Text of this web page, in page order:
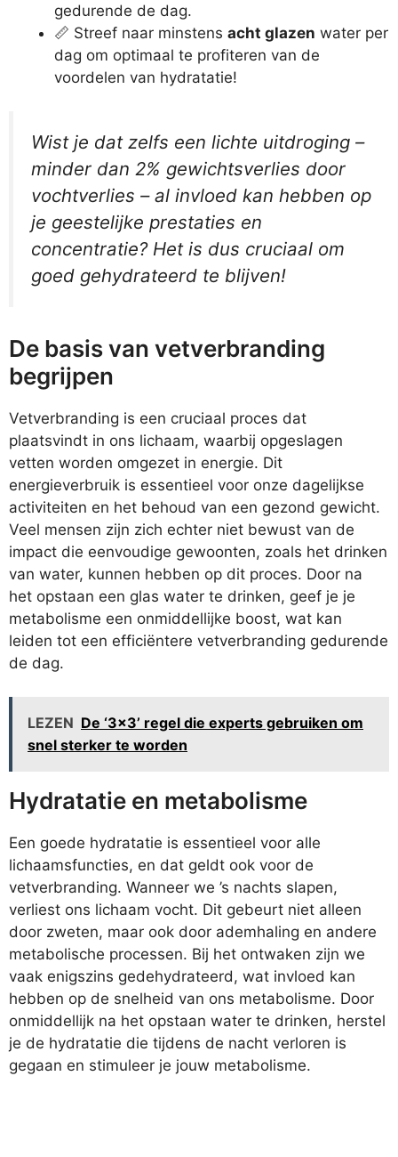
gedurende de dag.
📏 Streef naar minstens acht glazen water per
dag om optimaal te profiteren van de
voordelen van hydratatie!
Wist je dat zelfs een lichte uitdroging –
minder dan 2% gewichtsverlies door
vochtverlies – al invloed kan hebben op
je geestelijke prestaties en
concentratie? Het is dus cruciaal om
goed gehydrateerd te blijven!
De basis van vetverbranding
begrijpen
Vetverbranding is een cruciaal proces dat
plaatsvindt in ons lichaam, waarbij opgeslagen
vetten worden omgezet in energie. Dit
energieverbruik is essentieel voor onze dagelijkse
activiteiten en het behoud van een gezond gewicht.
Veel mensen zijn zich echter niet bewust van de
impact die eenvoudige gewoonten, zoals het drinken
van water, kunnen hebben op dit proces. Door na
het opstaan een glas water te drinken, geef je je
metabolisme een onmiddellijke boost, wat kan
leiden tot een efficiëntere vetverbranding gedurende
de dag.
LEZEN De ‘3x3’ regel die experts gebruiken om
snel sterker te worden
Hydratatie en metabolisme
Een goede hydratatie is essentieel voor alle
lichaamsfuncties, en dat geldt ook voor de
vetverbranding. Wanneer we ’s nachts slapen,
verliest ons lichaam vocht. Dit gebeurt niet alleen
door zweten, maar ook door ademhaling en andere
metabolische processen. Bij het ontwaken zijn we
vaak enigszins gedehydrateerd, wat invloed kan
hebben op de snelheid van ons metabolisme. Door
onmiddellijk na het opstaan water te drinken, herstel
je de hydratatie die tijdens de nacht verloren is
gegaan en stimuleer je jouw metabolisme.